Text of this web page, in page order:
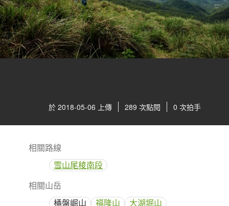
於 2018-05-06 上傳 289 次點閱 0 次拍手
相關路線
雪山尾稜南段
相關山岳
桶盤崛山
福隆山 大湖堀山